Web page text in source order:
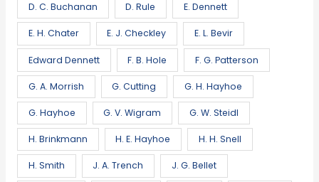
D. C. Buchanan D. Rule E. Dennett
E. H. Chater E. J. Checkley E. L. Bevir
Edward Dennett F. B. Hole F. G. Patterson
G. A. Morrish G. Cutting G. H. Hayhoe
G. Hayhoe G. V. Wigram G. W. Steidl
H. Brinkmann H. E. Hayhoe H. H. Snell
H. Smith J. A. Trench J. G. Bellet